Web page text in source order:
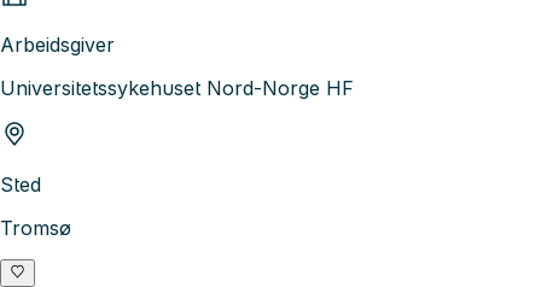
Arbeidsgiver
Universitetssykehuset Nord-Norge HF
Sted
Tromsø